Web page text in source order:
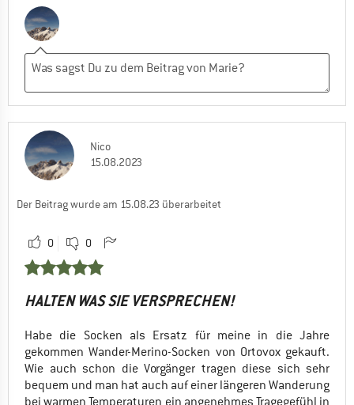
Nico
15.08.2023
Der Beitrag wurde am 15.08.23 überarbeitet
0 0
HALTEN WAS SIE VERSPRECHEN!
Habe die Socken als Ersatz für meine in die Jahre
gekommen Wander-Merino-Socken von Ortovox gekauft.
Wie auch schon die Vorgänger tragen diese sich sehr
bequem und man hat auch auf einer längeren Wanderung
bei warmen Temperaturen ein angenehmes Tragegefühl in